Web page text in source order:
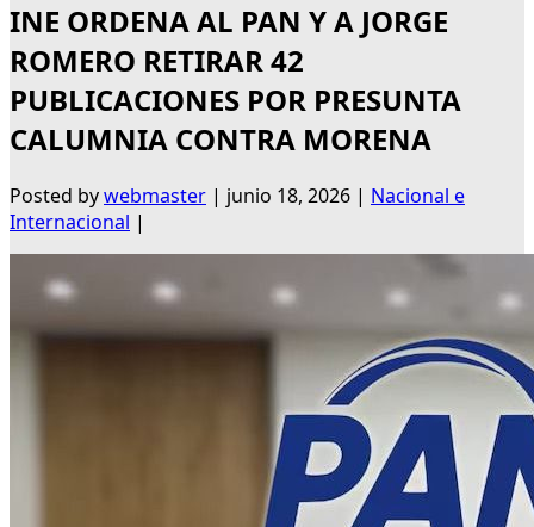
INE ORDENA AL PAN Y A JORGE
ROMERO RETIRAR 42
PUBLICACIONES POR PRESUNTA
CALUMNIA CONTRA MORENA
Posted bywebmaster | junio 18, 2026 | Nacional e
Internacional |